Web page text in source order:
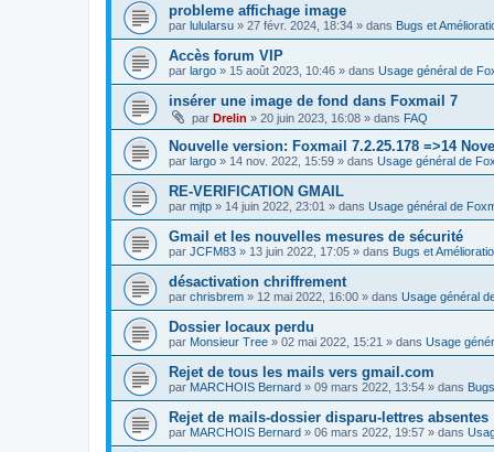
probleme affichage image
par lulularsu » 27 févr. 2024, 18:34 » dans Bugs et
Accès forum VIP
par largo » 15 août 2023, 10:46 » dans Usage général de
insérer une image de fond dans Foxmail 7
par Drelin » 20 juin 2023, 16:08 » dans FAQ
Nouvelle version: Foxmail 7.2.25.178 =>14
par largo » 14 nov. 2022, 15:59 » dans Usage général de
RE-VERIFICATION GMAIL
par mjtp » 14 juin 2022, 23:01 » dans Usage général de
Gmail et les nouvelles mesures de sécurité
par JCFM83 » 13 juin 2022, 17:05 » dans Bugs et
désactivation chriffrement
par chrisbrem » 12 mai 2022, 16:00 » dans Usage général
Dossier locaux perdu
par Monsieur Tree » 02 mai 2022, 15:21 » dans Usage
Rejet de tous les mails vers gmail.com
par MARCHOIS Bernard » 09 mars 2022, 13:54 » dans
Rejet de mails-dossier disparu-lettres absentes
par MARCHOIS Bernard » 06 mars 2022, 19:57 » dans